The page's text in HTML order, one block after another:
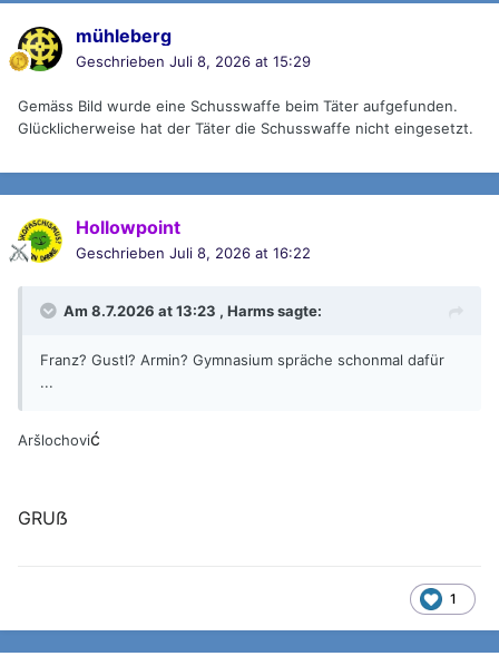
mühleberg
Geschrieben Juli 8, 2026 at 15:29
Gemäss Bild wurde eine Schusswaffe beim Täter aufgefunden.
Glücklicherweise hat der Täter die Schusswaffe nicht eingesetzt.
Hollowpoint
Geschrieben Juli 8, 2026 at 16:22
Am 8.7.2026 at 13:23 , Harmssagte:
Franz? Gustl? Armin? Gymnasium spräche schonmal dafür
...
Aršlochović
GRUẞ
1